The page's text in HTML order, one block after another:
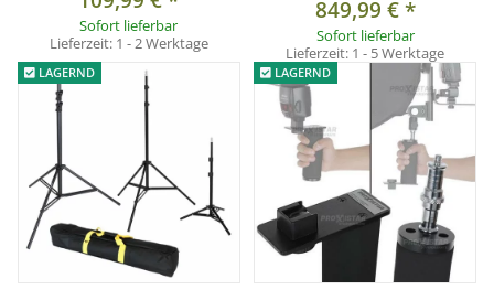
Sofort lieferbar
Lieferzeit: 1 - 2 Werktage
849,99 €*
Sofort lieferbar
Lieferzeit: 1 - 5 Werktage
LAGERND LAGERND